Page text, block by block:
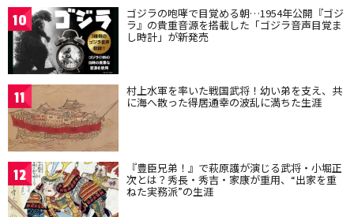
10 ゴジラの咆哮で目覚める朝…1954年公開『ゴジ
ラ』の貴重音源を搭載した「ゴジラ音声目覚ま
し時計」が新発売
11 村上水軍を率いた戦国武将！幼い弟を支え、共
に海へ散った得居通幸の波乱に満ちた生涯
12 『豊臣兄弟！』で萩原護が演じる武将・小堀正
次とは？秀長・秀吉・家康が重用、“出家を重
ねた実務派”の生涯